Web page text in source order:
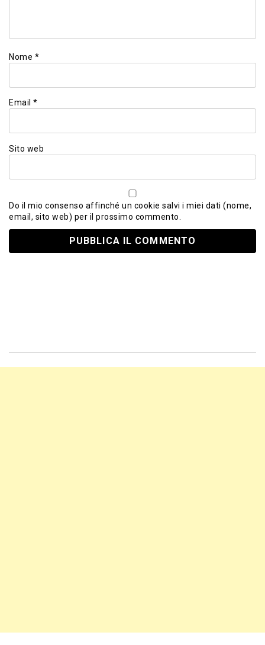
Nome *
Email *
Sito web
Do il mio consenso affinché un cookie salvi i miei dati (nome,
email, sito web) per il prossimo commento.